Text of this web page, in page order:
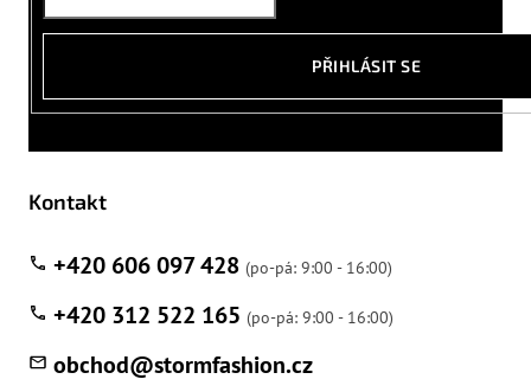
PŘIHLÁSIT SE
Kontakt
obchod@stormfashion.cz
+420 606 097 428
+420 312 522 165